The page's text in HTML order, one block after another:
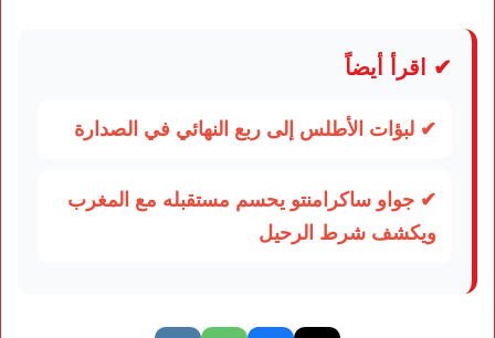
✔ اقرأ أيضاً
✔ لبؤات الأطلس إلى ربع النهائي في الصدارة
✔ جواو ساكرامنتو يحسم مستقبله مع المغرب
ويكشف شرط الرحيل